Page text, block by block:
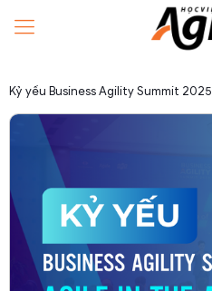
Kỷ yếu Business Agility Summit 2025